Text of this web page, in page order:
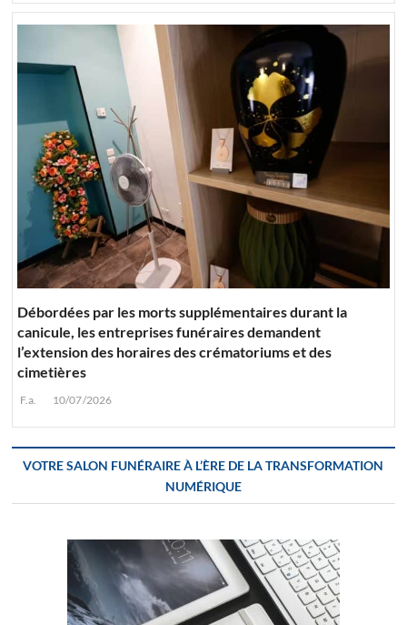
Débordées par les morts supplémentaires durant la
canicule, les entreprises funéraires demandent
l’extension des horaires des crématoriums et des
cimetières
F.a. 10/07/2026
VOTRE SALON FUNÉRAIRE À L’ÈRE DE LA TRANSFORMATION
NUMÉRIQUE